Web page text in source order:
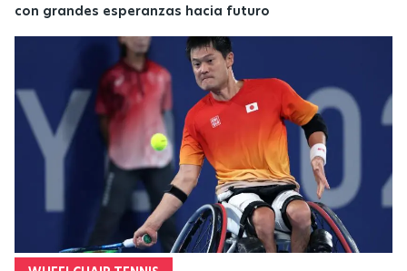
con grandes esperanzas hacia futuro